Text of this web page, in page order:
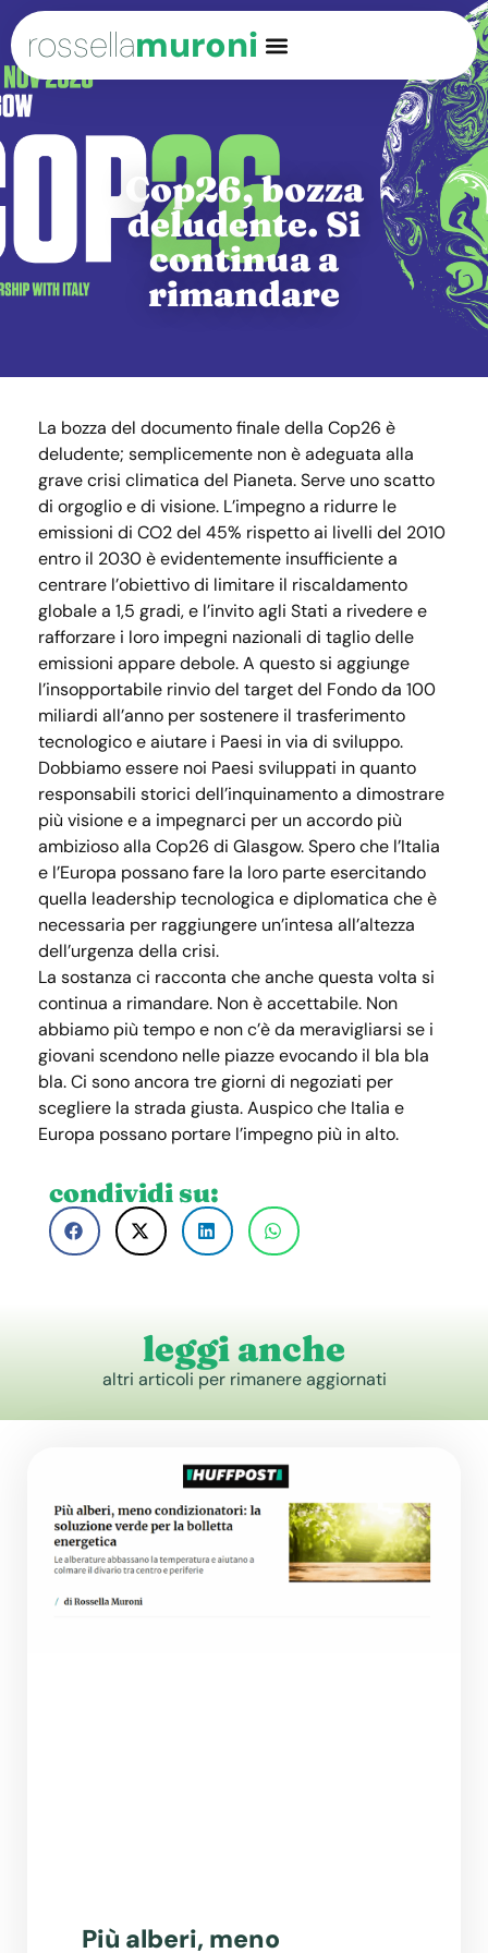
rossellamuroni
Cop26, bozza
deludente. Si
continua a
rimandare
condividi su:
La bozza del documento finale della Cop26 è
deludente; semplicemente non è adeguata alla
grave crisi climatica del Pianeta. Serve uno scatto
di orgoglio e di visione. L’impegno a ridurre le
emissioni di CO2 del 45% rispetto ai livelli del 2010
entro il 2030 è evidentemente insufficiente a
centrare l’obiettivo di limitare il riscaldamento
globale a 1,5 gradi, e l’invito agli Stati a rivedere e
rafforzare i loro impegni nazionali di taglio delle
emissioni appare debole. A questo si aggiunge
l’insopportabile rinvio del target del Fondo da 100
miliardi all’anno per sostenere il trasferimento
tecnologico e aiutare i Paesi in via di sviluppo.
Dobbiamo essere noi Paesi sviluppati in quanto
responsabili storici dell’inquinamento a dimostrare
più visione e a impegnarci per un accordo più
ambizioso alla Cop26 di Glasgow. Spero che l’Italia
e l’Europa possano fare la loro parte esercitando
quella leadership tecnologica e diplomatica che è
necessaria per raggiungere un’intesa all’altezza
dell’urgenza della crisi.
La sostanza ci racconta che anche questa volta si
continua a rimandare. Non è accettabile. Non
abbiamo più tempo e non c’è da meravigliarsi se i
giovani scendono nelle piazze evocando il bla bla
bla. Ci sono ancora tre giorni di negoziati per
scegliere la strada giusta. Auspico che Italia e
Europa possano portare l’impegno più in alto.
leggi anche
altri articoli per rimanere aggiornati
Più alberi, meno